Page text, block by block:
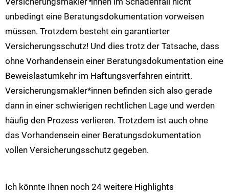
unbedingt eine Beratungsdokumentation vorweisen
müssen. Trotzdem besteht ein garantierter
Versicherungsschutz! Und dies trotz der Tatsache, dass
ohne Vorhandensein einer Beratungsdokumentation eine
Beweislastumkehr im Haftungsverfahren eintritt.
Versicherungsmakler*innen befinden sich also gerade
dann in einer schwierigen rechtlichen Lage und werden
häufig den Prozess verlieren. Trotzdem ist auch ohne
das Vorhandensein einer Beratungsdokumentation
vollen Versicherungsschutz gegeben.
Ich könnte Ihnen noch 24 weitere Highlights